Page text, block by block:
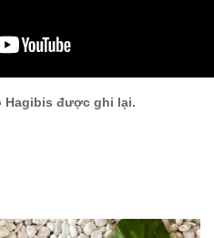
Hagibis được ghi lại.